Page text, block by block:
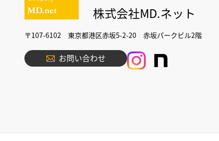
株式会社MD.ネット
〒107-6102 東京都港区赤坂5-2-20 赤坂パークビル2階
お問い合わせ